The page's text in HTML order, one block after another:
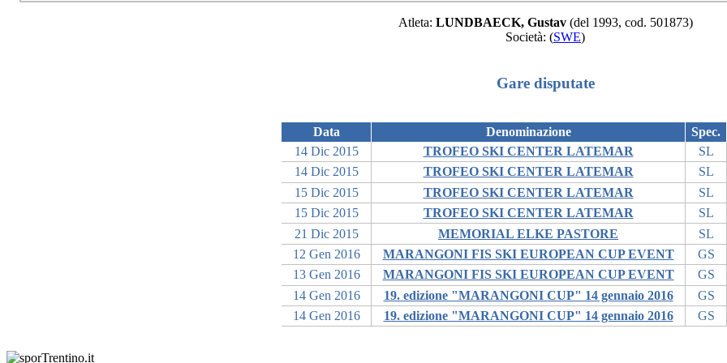
Atleta: LUNDBAECK, Gustav(del 1993, cod. 501873)
Società: (SWE)
Gare disputate
Data Denominazione Spec.
14 Dic 2015
TROFEO SKI CENTER LATEMAR SL
14 Dic 2015
TROFEO SKI CENTER LATEMAR SL
15 Dic 2015
TROFEO SKI CENTER LATEMAR SL
15 Dic 2015
TROFEO SKI CENTER LATEMAR SL
21 Dic 2015
MEMORIAL ELKE PASTORE SL
12 Gen 2016
MARANGONI FIS SKI EUROPEAN CUP EVENT GS
13 Gen 2016
MARANGONI FIS SKI EUROPEAN CUP EVENT GS
14 Gen 2016
19. edizione "MARANGONI CUP" 14 gennaio 2016 GS
14 Gen 2016
19. edizione "MARANGONI CUP" 14 gennaio 2016 GS